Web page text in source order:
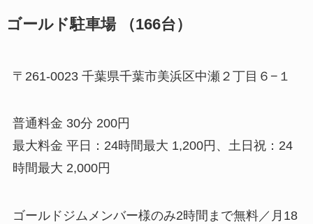
ゴールド駐車場 （166台）
〒261-0023 千葉県千葉市美浜区中瀬２丁目６−１
普通料金 30分 200円
最大料金 平日：24時間最大 1,200円、土日祝：24
時間最大 2,000円
ゴールドジムメンバー様のみ2時間まで無料／月18